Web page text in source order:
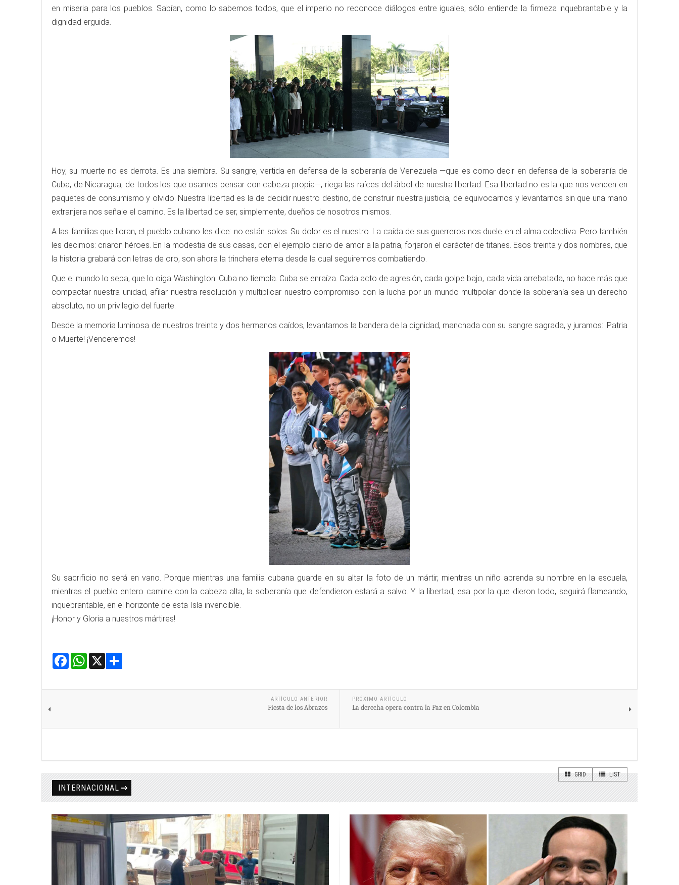
en miseria para los pueblos. Sabían, como lo sabemos todos, que el imperio no reconoce diálogos entre iguales; sólo entiende la firmeza inquebrantable y la
dignidad erguida.
Hoy, su muerte no es derrota. Es una siembra. Su sangre, vertida en defensa de la soberanía de Venezuela —que es como decir en defensa de la soberanía de
Cuba, de Nicaragua, de todos los que osamos pensar con cabeza propia—, riega las raíces del árbol de nuestra libertad. Esa libertad no es la que nos venden en
paquetes de consumismo y olvido. Nuestra libertad es la de decidir nuestro destino, de construir nuestra justicia, de equivocarnos y levantarnos sin que una mano
extranjera nos señale el camino. Es la libertad de ser, simplemente, dueños de nosotros mismos.
A las familias que lloran, el pueblo cubano les dice: no están solos. Su dolor es el nuestro. La caída de sus guerreros nos duele en el alma colectiva. Pero también
les decimos: criaron héroes. En la modestia de sus casas, con el ejemplo diario de amor a la patria, forjaron el carácter de titanes. Esos treinta y dos nombres, que
la historia grabará con letras de oro, son ahora la trinchera eterna desde la cual seguiremos combatiendo.
Que el mundo lo sepa, que lo oiga Washington: Cuba no tiembla. Cuba se enraíza. Cada acto de agresión, cada golpe bajo, cada vida arrebatada, no hace más que
compactar nuestra unidad, afilar nuestra resolución y multiplicar nuestro compromiso con la lucha por un mundo multipolar donde la soberanía sea un derecho
absoluto, no un privilegio del fuerte.
Desde la memoria luminosa de nuestros treinta y dos hermanos caídos, levantamos la bandera de la dignidad, manchada con su sangre sagrada, y juramos: ¡Patria
o Muerte! ¡Venceremos!
Su sacrificio no será en vano. Porque mientras una familia cubana guarde en su altar la foto de un mártir, mientras un niño aprenda su nombre en la escuela,
mientras el pueblo entero camine con la cabeza alta, la soberanía que defendieron estará a salvo. Y la libertad, esa por la que dieron todo, seguirá flameando,
inquebrantable, en el horizonte de esta Isla invencible.
¡Honor y Gloria a nuestros mártires!
Facebook
WhatsApp
ARTÍCULO ANTERIOR
Fiesta de los Abrazos
PRÓXIMO ARTÍCULO
La derecha opera contra la Paz en Colombia
GRID LIST
INTERNACIONAL